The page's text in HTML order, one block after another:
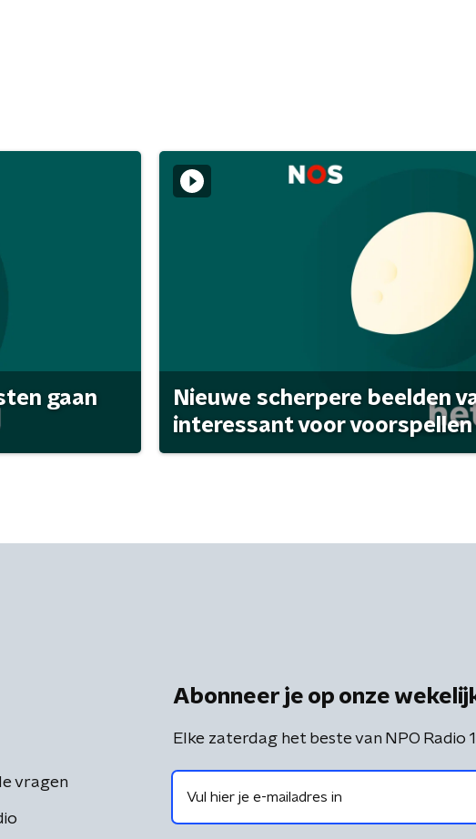
gaan
Nieuwe scherpere beelden
interessant voor
vragen
Abonneer je op onze
Elke zaterdag het beste van NPO Radio